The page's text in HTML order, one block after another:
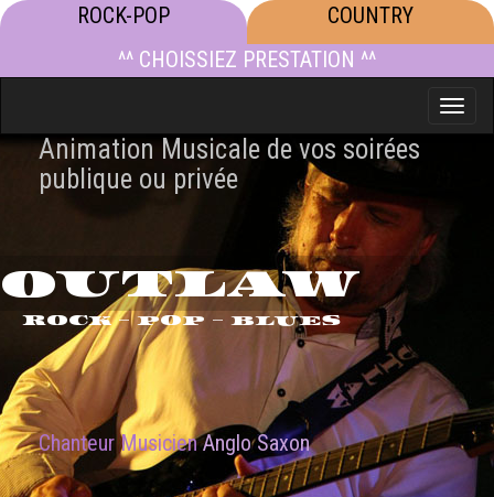
ROCK-POP
COUNTRY
^^ CHOISSIEZ PRESTATION ^^
Toggle
Animation Musicale de vos soirées
publique ou privée
OUTLAW
ROCK - POP - BLUES
Chanteur MusicienAnglo Saxon